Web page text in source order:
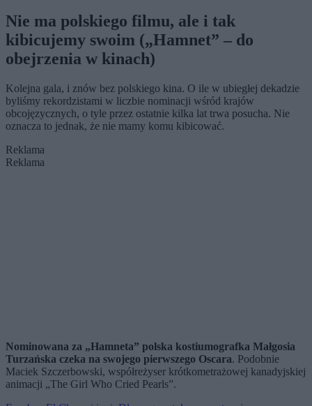
Nie ma polskiego filmu, ale i tak
kibicujemy swoim („Hamnet” – do
obejrzenia w kinach)
Kolejna gala, i znów bez polskiego kina. O ile w ubiegłej dekadzie
byliśmy rekordzistami w liczbie nominacji wśród krajów
obcojęzycznych, o tyle przez ostatnie kilka lat trwa posucha. Nie
oznacza to jednak, że nie mamy komu kibicować.
Reklama
Reklama
Nominowana za „Hamneta” polska kostiumografka Małgosia
Turzańska czeka na swojego pierwszego Oscara. Podobnie
Maciek Szczerbowski, współreżyser krótkometrażowej kanadyjskiej
animacji „The Girl Who Cried Pearls”.